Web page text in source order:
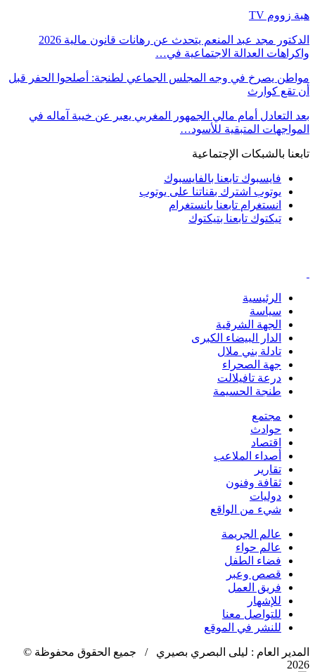
هبة زووم TV
الدكتور مجد عبد المنعم يتحدث عن رهانات قانون مالية 2026
واكراهات العدالة الاجتماعية في…
مواطن يصرخ في وجه المجلس الجماعي لطنجة: أصلحوا الحفر قبل
أن تقع كوارث
بعد التعادل أمام مالي الجمهور المغربي يعبر عن خيبة آماله في
المواجهات المتبقية للأسود…
تابعنا بالشبكات الإجتماعية
فايسبوك تابعنا بالفايسبوك
يوتوب اشترك بقناتنا على يوتوب
انستغرام تابعنا بانستغرام
تيكتوك تابعنا بتيكتوك
الرئيسية
سياسة
الجهة الشرقية
الدار البيضاء الكبرى
تادلة بني ملال
جهة الصحراء
درعة تافيلالت
طنجة الحسيمة
مجتمع
حوادث
اقتصاد
أصداء الملاعب
تقارير
ثقافة وفنون
دوليات
شيء من الواقع
عالم الجريمة
عالم حواء
فضاء الطفل
قصص وعبر
فريق العمل
للإشهار
للتواصل معنا
للنشر في الموقع
المدير العام : ليلى البصري بصيري / جميع الحقوق محفوظة ©
2026